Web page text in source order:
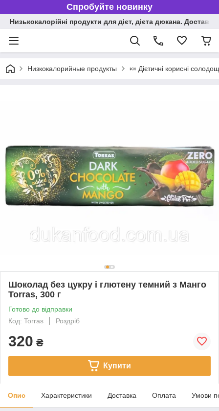
Спробуйте новинку
Низькокалорійні продукти для дієт, дієта дюкана. Доставка
Низкокалорийные продукты 🍬 Дієтичні корисні
Шоколад без цукру і глютену темний з Манго
Torras, 300 г
Готово до відправки
Код: Torras
Роздріб
320 ₴
Купити
Опис Характеристики Доставка Оплата Умови